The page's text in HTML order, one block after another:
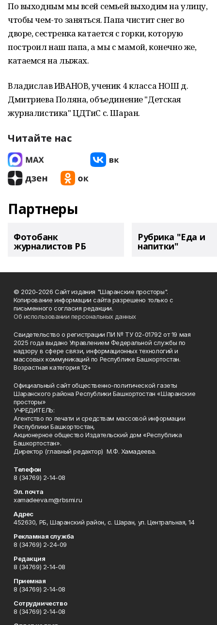
По выходным мы всей семьей выходим на улицу,
чтобы чем-то заняться. Папа чистит снег во
дворе, сестренка катается с горки, которую
построил наш папа, а мы с мамой, конечно же,
катаемся на лыжах.
Владислав ИВАНОВ, ученик 4 класса НОШ д.
Дмитриева Поляна, объединение "Детская
журналистика" ЦДТиС с. Шаран.
Читайте нас
Партнеры
Фотобанк
журналистов РБ
Рубрика "Еда и
напитки"
© 2020-2026 Сайт издания "Шаранские просторы".
Копирование информации сайта разрешено только с
письменного согласия редакции.
Об использовании персональных данных
Свидетельство о регистрации ПИ № ТУ 02-01792 от 19 мая
2025 года выдано Управлением Федеральной службы по
надзору в сфере связи, информационных технологий и
массовых коммуникаций по Республике Башкортостан.
Возрастная категория 12+
Официальный сайт общественно-политической газеты
Шаранского района Республики Башкортостан «Шаранские
просторы»
УЧРЕДИТЕЛЬ:
Агентство по печати и средствам массовой информации
Республики Башкортостан,
Акционерное общество Издательский дом «Республика
Башкортостан».
Директор (главный редактор) М.Ф. Хамадеева.
Телефон
8 (34769) 2-14-08
Эл. почта
xamadeeva.m@rbsmi.ru
Адрес
452630, РБ, Шаранский район, с. Шаран, ул. Центральная, 14
Рекламная служба
8 (34769) 2-24-09
Редакция
8 (34769) 2-14-08
Приемная
8 (34769) 2-14-08
Сотрудничество
8 (34769) 2-14-08